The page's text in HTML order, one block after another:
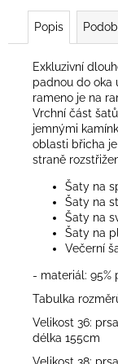
Popis
Exkluzivní
padnou do oka
rameno je na
Vrchní část
jemnými
oblasti břicha
straně
Šaty na
Šaty na
Šaty na
Šaty na
Večerní
- materiál: 95%
Tabulka
Velikost 36:
délka 155cm
Velikost 38: